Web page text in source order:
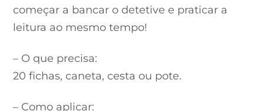
começar a bancar o detetive e praticar a
leitura ao mesmo tempo!
– O que precisa:
20 fichas, caneta, cesta ou pote.
– Como aplicar: